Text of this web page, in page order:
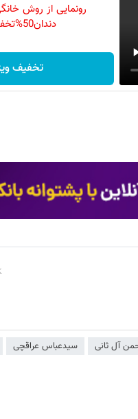
رونمایی از روش
دندان50%تخفیف🔥
تخفیف
آل ثانی سیدعباس عراقچی